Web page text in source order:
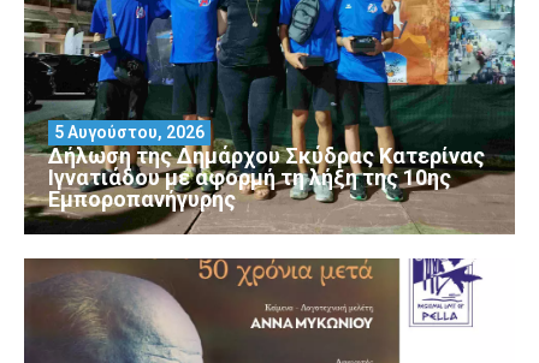
Δήλωση της Δημάρχου Σκύδρας Κατερίνας
Ιγνατιάδου με αφορμή τη λήξη της 10ης
Εμποροπανήγυρης
5 Αυγούστου, 2026